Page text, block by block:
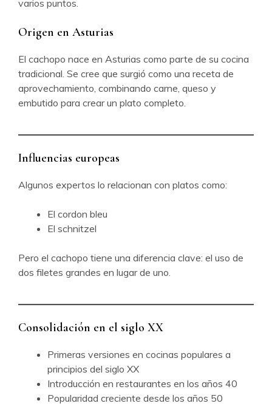
varios puntos.
Origen en Asturias
El cachopo nace en Asturias como parte de su cocina
tradicional. Se cree que surgió como una receta de
aprovechamiento, combinando carne, queso y
embutido para crear un plato completo.
Influencias europeas
Algunos expertos lo relacionan con platos como:
El cordon bleu
El schnitzel
Pero el cachopo tiene una diferencia clave: el uso de
dos filetes grandes en lugar de uno.
Consolidación en el siglo XX
Primeras versiones en cocinas populares a
principios del siglo XX
Introducción en restaurantes en los años 40
Popularidad creciente desde los años 50